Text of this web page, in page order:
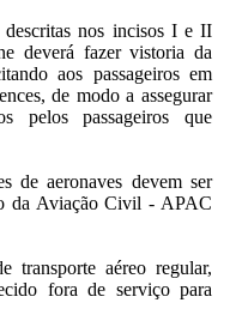
nos incisos I e II
deverá fazer vistoria da
aos passageiros em
de modo a assegurar
pelos passageiros que
de aeronaves devem ser
da Aviação Civil - APAC
transporte aéreo regular,
fora de serviço para